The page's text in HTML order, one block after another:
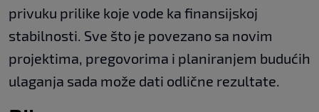
privuku prilike koje vode ka finansijskoj
stabilnosti. Sve što je povezano sa novim
projektima, pregovorima i planiranjem budućih
ulaganja sada može dati odlične rezultate.